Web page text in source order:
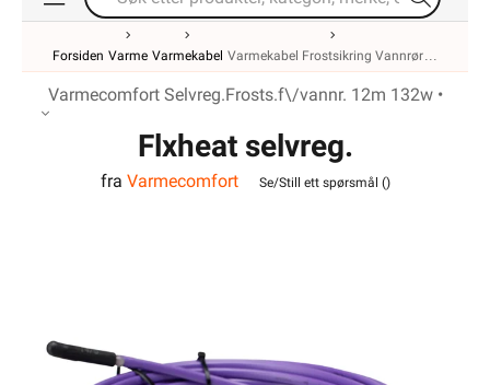
Forsiden Varme Varmekabel Varmekabel Frostsikring Vannrør
Varmecomfort Selvreg.Frosts.f\/vannr. 12m 132w •
Flxheat selvreg.
frostsikringskabel m/term.
fra Varmecomfort Se/Still ett spørsmål ()